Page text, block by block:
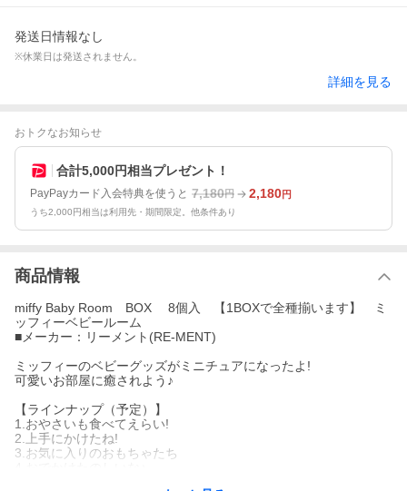
発送日情報なし
※休業日は発送されません。
詳細を見る
おトクなお知らせ
合計5,000円相当プレゼント！
PayPayカード入会特典を使うと 7,180円 2,180円
うち2,000円相当は利用先・期間限定。他条件あり
商品情報
miffy Baby Room BOX 8個入 【1BOXで全種揃います】 ミ
ッフィーベビールーム
■メーカー：リーメント(RE-MENT)
ミッフィーのベビーグッズがミニチュアになったよ!
可愛いお部屋に癒されよう♪
【ラインナップ（予定）】
1.おやさいも食べてえらい!
2.上手にかけたね!
3.お気に入りのおもちゃたち